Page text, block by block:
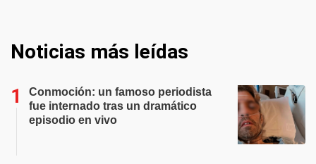
Noticias más leídas
Conmoción: un famoso periodista
fue internado tras un dramático
episodio en vivo